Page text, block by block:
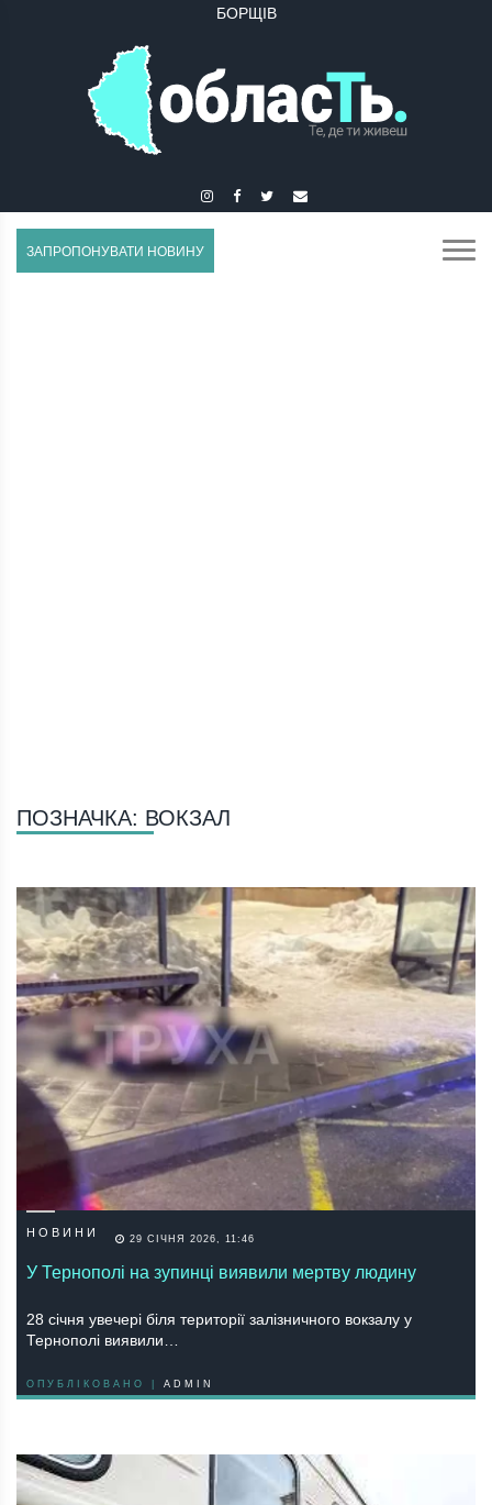
ЗАПРОПОНУВАТИ НОВИНУ
ПОЗНАЧКА: ВОКЗАЛ
НОВИНИ 29 СІЧНЯ 2026, 11:46
У Тернополі на зупинці виявили мертву людину
28 січня увечері біля території залізничного вокзалу у
Тернополі виявили…
ОПУБЛІКОВАНО | ADMIN